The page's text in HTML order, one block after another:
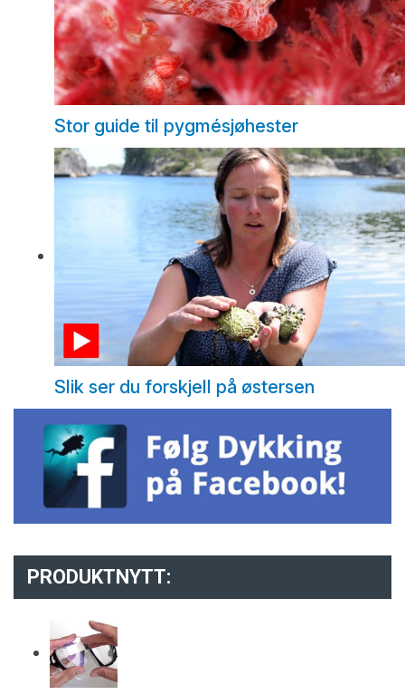
Stor guide til pygmésjøhester
Slik ser du forskjell på østersen
PRODUKTNYTT: